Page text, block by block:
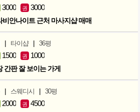
3000 권 3000
비안나이트 근처 마사지샵 매매
| 타이샵 | 36평
1500 권 1000
간판 잘 보이는 가게
| 스웨디시 | 30평
2000 권 4500